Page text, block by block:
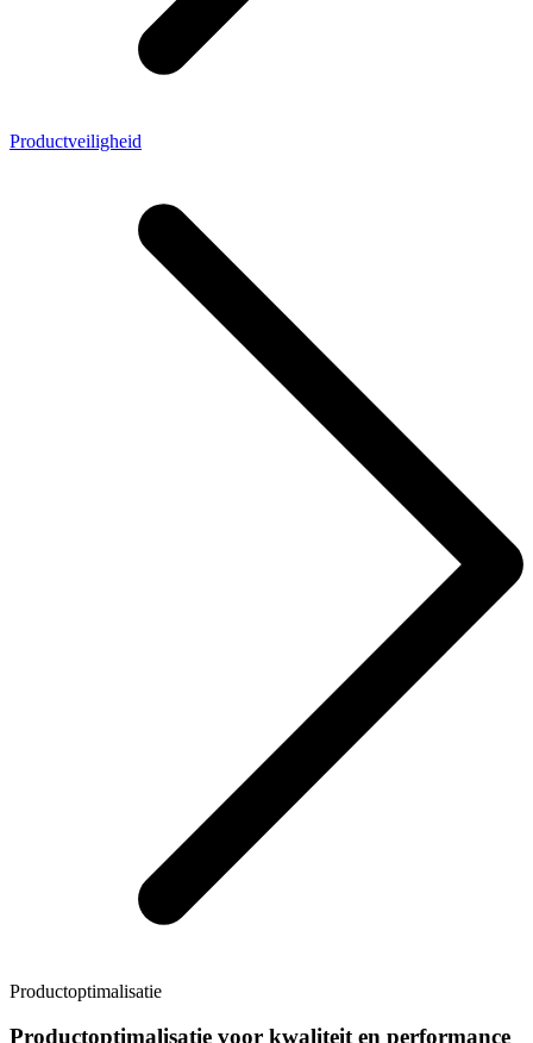
Productveiligheid
Productoptimalisatie
Productoptimalisatie voor kwaliteit en performance